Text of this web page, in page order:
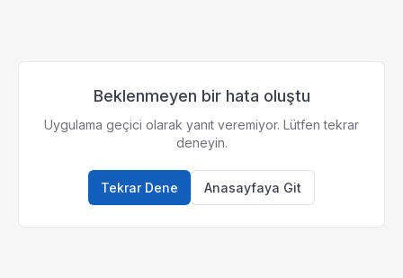
Beklenmeyen bir hata oluştu
Uygulama geçici olarak yanıt veremiyor. Lütfen tekrar
deneyin.
Tekrar Dene Anasayfaya Git